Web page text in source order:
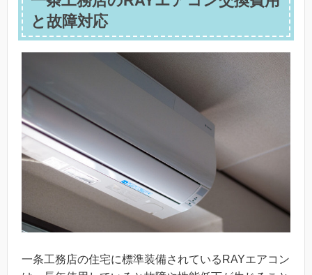
と故障対応
一条工務店の住宅に標準装備されているRAYエアコン